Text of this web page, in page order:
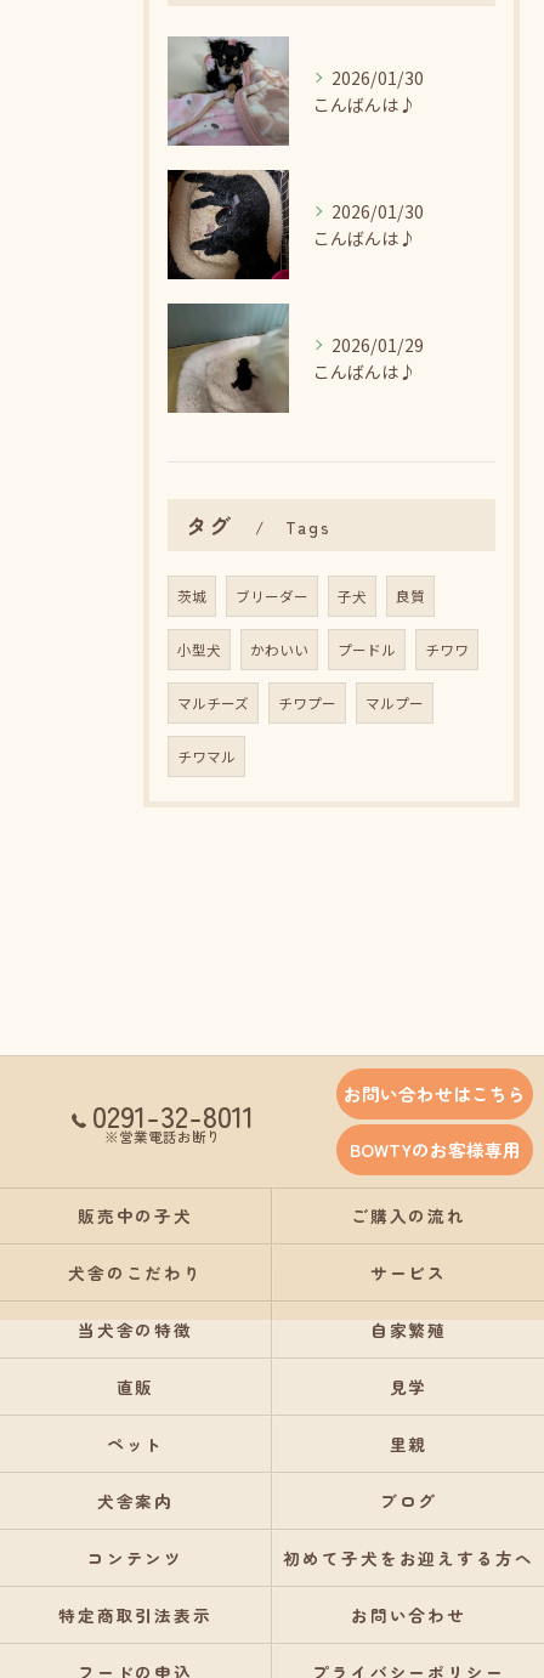
2026/01/30
こんばんは♪
2026/01/30
こんばんは♪
2026/01/29
こんばんは♪
タグ Tags
茨城 ブリーダー 子犬 良質
小型犬 かわいい プードル チワワ
マルチーズ チワプー マルプー
チワマル
0291-32-8011
※営業電話お断り
お問い合わせはこちら
BOWTYのお客様専用
販売中の子犬 ご購入の流れ
犬舎のこだわり サービス
当犬舎の特徴 自家繁殖
直販 見学
ペット 里親
犬舎案内 ブログ
コンテンツ 初めて子犬をお迎えする方へ
特定商取引法表示 お問い合わせ
フードの申込 プライバシーポリシー